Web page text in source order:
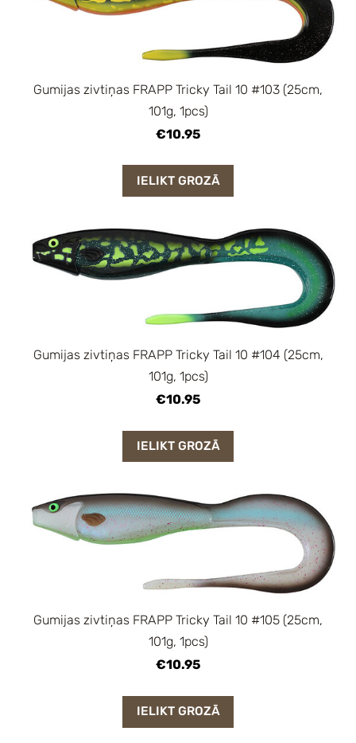
Gumijas zivtiņas FRAPP Tricky Tail 10 #103 (25cm,
101g, 1pcs)
€10.95
IELIKT GROZĀ
Gumijas zivtiņas FRAPP Tricky Tail 10 #104 (25cm,
101g, 1pcs)
€10.95
IELIKT GROZĀ
Gumijas zivtiņas FRAPP Tricky Tail 10 #105 (25cm,
101g, 1pcs)
€10.95
IELIKT GROZĀ